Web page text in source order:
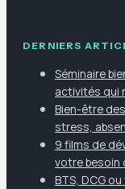
DERNIERS
Séminaire
activités qui
Bien-être
stress,
9 films de
votre besoin
BTS, DCG